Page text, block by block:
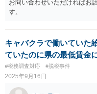
お問い合わせいただければお
す。
キャバクラで働いていた
ていたのに県の最低賃金
#税務調査対応 #脱税事件
2025年9月16日